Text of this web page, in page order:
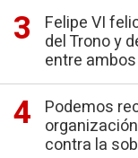
Felipe VI
del Trono y
entre
Podemos
contra la